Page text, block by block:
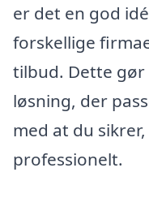
er det en god
forskellige
tilbud. Dette
løsning, der
med at du
professionelt.